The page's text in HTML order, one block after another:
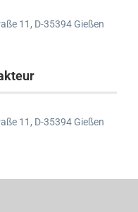
11, D-35394 Gießen
11, D-35394 Gießen